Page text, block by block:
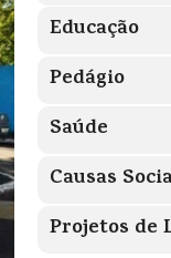
Educação
Pedágio
Saúde
Causas
Projetos de